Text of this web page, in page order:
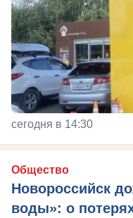
сегодня в 14:30
Общество
Новороссийск
воды»: о